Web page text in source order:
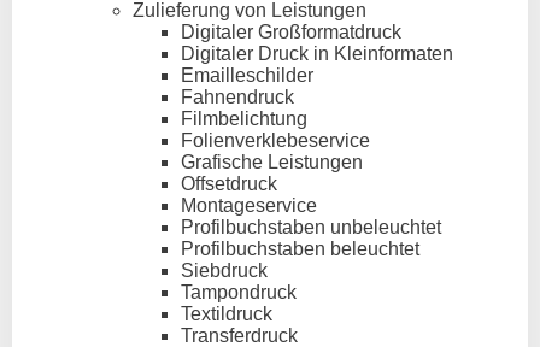
Zulieferung von Leistungen
Digitaler Großformatdruck
Digitaler Druck in Kleinformaten
Emailleschilder
Fahnendruck
Filmbelichtung
Folienverklebeservice
Grafische Leistungen
Offsetdruck
Montageservice
Profilbuchstaben unbeleuchtet
Profilbuchstaben beleuchtet
Siebdruck
Tampondruck
Textildruck
Transferdruck